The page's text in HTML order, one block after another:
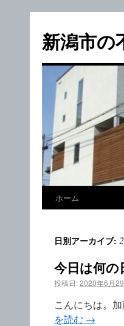
新潟市の
ホーム
日別アーカイブ:
今日は何
投稿日:2020年6月
こんにちは。
を読む →